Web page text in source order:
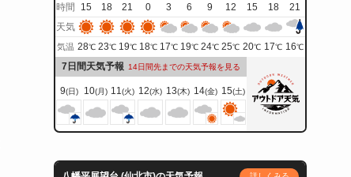
時間
15 18 21 0 3 6 9 12 15 18
21
天気
気温 28℃ 23℃ 19℃ 18℃ 17℃ 19℃ 24℃ 25℃ 20℃ 17℃ 16℃
7日間天気予報 14日間先までの天気予報を見る
9(日) 10(月) 11(火) 12(水) 13(木) 14(金) 15(土)